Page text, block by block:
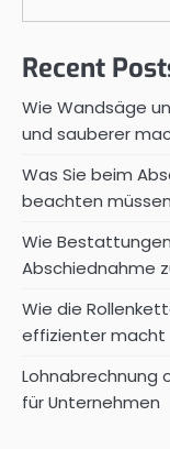
Recent
Wie Wandsäge
und sauberer
Was Sie beim
beachten müssen
Wie
Abschiednahme
Wie die
effizienter macht
Lohnabrechnung
für Unternehmen